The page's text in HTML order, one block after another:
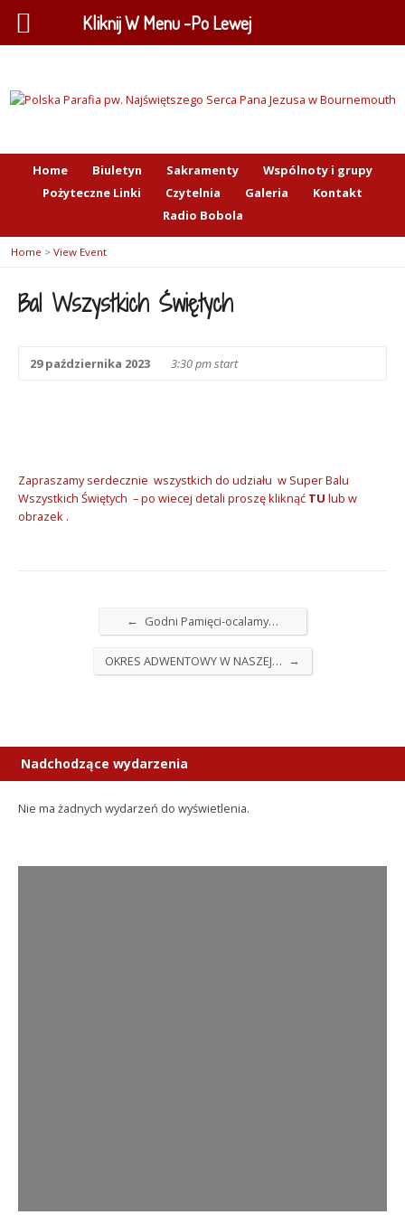
Home Biuletyn Sakramenty
Wspólnoty i grupy
Pożyteczne Linki
Czytelnia Galeria
Kontakt
Radio Bobola
Home > View Event
Bal Wszystkich Świętych
29 października 2023 3:30 pm start
Zapraszamy serdecznie wszystkich do udziału w Super Balu
Wszystkich Świętych – po wiecej detali proszę kliknąć TU lub w
obrazek .
← Godni Pamięci-ocalamy…
OKRES ADWENTOWY W NASZEJ… →
Nadchodzące wydarzenia
Nie ma żadnych wydarzeń do wyświetlenia.
Kliknij W Menu -Po Lewej